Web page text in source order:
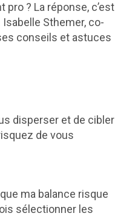
? La réponse, c’est
Sthemer, co-
conseils et astuces
disperser et de cibler
de vous
ma balance risque
sélectionner les